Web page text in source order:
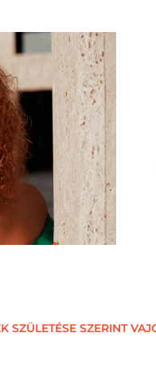
SZÜLETÉSE SZERINT